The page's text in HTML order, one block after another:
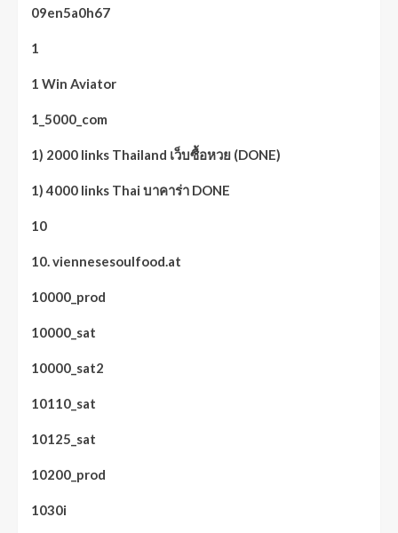
09en5a0h67
1
1 Win Aviator
1_5000_com
1) 2000 links Thailand เว็บซื้อหวย (DONE)
1) 4000 links Thai บาคาร่า DONE
10
10. viennesesoulfood.at
10000_prod
10000_sat
10000_sat2
10110_sat
10125_sat
10200_prod
1030i